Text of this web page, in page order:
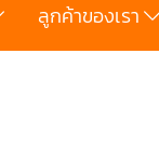
ลูกค้าของเรา